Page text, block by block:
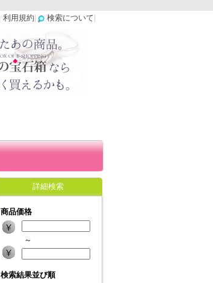
利用規約 検索について
詳細検索
商品価格
～
検索結果並び順